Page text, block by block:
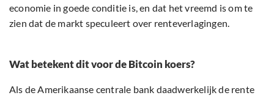
economie in goede conditie is, en dat het vreemd is om te
zien dat de markt speculeert over renteverlagingen.
Wat betekent dit voor de Bitcoin koers?
Als de Amerikaanse centrale bank daadwerkelijk de rente